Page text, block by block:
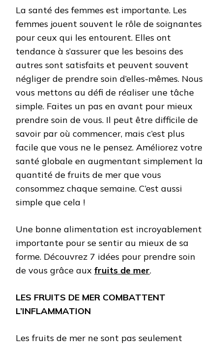
La santé des femmes est importante. Les
femmes jouent souvent le rôle de soignantes
pour ceux qui les entourent. Elles ont
tendance à s’assurer que les besoins des
autres sont satisfaits et peuvent souvent
négliger de prendre soin d’elles-mêmes. Nous
vous mettons au défi de réaliser une tâche
simple. Faites un pas en avant pour mieux
prendre soin de vous. Il peut être difficile de
savoir par où commencer, mais c’est plus
facile que vous ne le pensez. Améliorez votre
santé globale en augmentant simplement la
quantité de fruits de mer que vous
consommez chaque semaine. C’est aussi
simple que cela !
Une bonne alimentation est incroyablement
importante pour se sentir au mieux de sa
forme. Découvrez 7 idées pour prendre soin
de vous grâce aux fruits de mer.
LES FRUITS DE MER COMBATTENT
L’INFLAMMATION
Les fruits de mer ne sont pas seulement